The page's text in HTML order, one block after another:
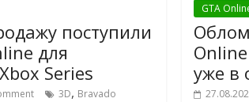
поступили
для
Series
3D, Bravado
GTA
уже в